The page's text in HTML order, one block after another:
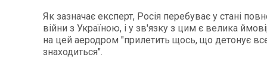
Як зазначає експерт, Росія перебуває у стані
війни з Україною, і у зв'язку з цим є велика
на цей аеродром "прилетить щось, що детонує
знаходиться".